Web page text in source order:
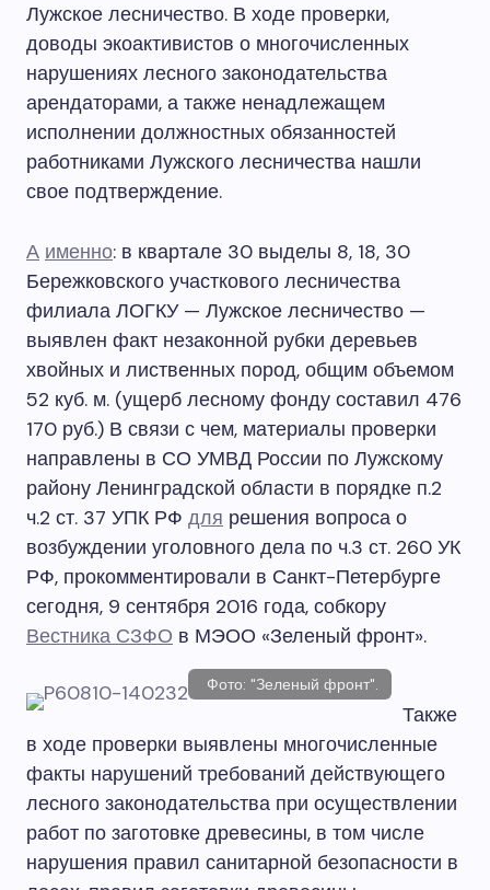
Лужское лесничество. В ходе проверки,
доводы экоактивистов о многочисленных
нарушениях лесного законодательства
арендаторами, а также ненадлежащем
исполнении должностных обязанностей
работниками Лужского лесничества нашли
свое подтверждение.
А именно: в квартале 30 выделы 8, 18, 30
Бережковского участкового лесничества
филиала ЛОГКУ — Лужское лесничество —
выявлен факт незаконной рубки деревьев
хвойных и лиственных пород, общим объемом
52 куб. м. (ущерб лесному фонду составил 476
170 руб.) В связи с чем, материалы проверки
направлены в СО УМВД России по Лужскому
району Ленинградской области в порядке п.2
ч.2 ст. 37 УПК РФ для решения вопроса о
возбуждении уголовного дела по ч.3 ст. 260 УК
РФ, прокомментировали в Санкт-Петербурге
сегодня, 9 сентября 2016 года, собкору
Вестника СЗФО в МЭОО «Зеленый фронт».
Фото: "Зеленый фронт".
Также
в ходе проверки выявлены многочисленные
факты нарушений требований действующего
лесного законодательства при осуществлении
работ по заготовке древесины, в том числе
нарушения правил санитарной безопасности в